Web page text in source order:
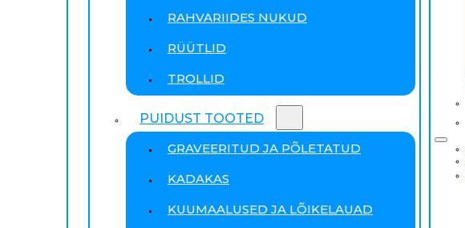
RAHVARIIDES NUKUD
RÜÜTLID
TROLLID
PUIDUST TOOTED
GRAVEERITUD JA PÕLETATUD
KADAKAS
KUUMAALUSED JA LÕIKELAUAD